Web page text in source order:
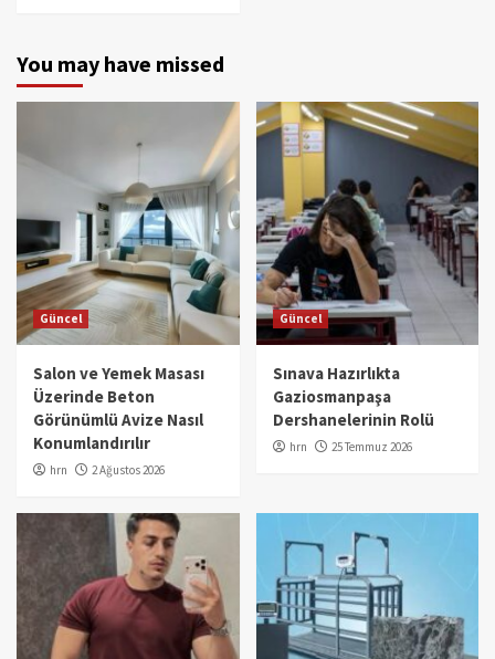
You may have missed
Güncel
Salon ve Yemek Masası
Üzerinde Beton
Görünümlü Avize Nasıl
Konumlandırılır
hrn 2 Ağustos 2026
Güncel
Sınava Hazırlıkta
Gaziosmanpaşa
Dershanelerinin Rolü
hrn 25 Temmuz 2026